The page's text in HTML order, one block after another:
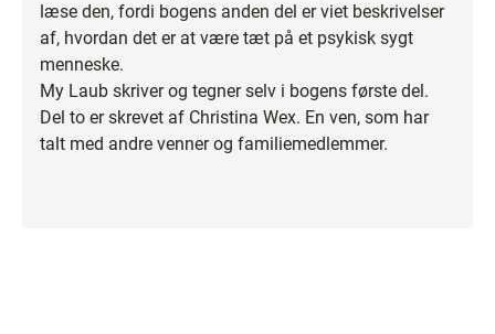
læse den, fordi bogens anden del er viet beskrivelser
af, hvordan det er at være tæt på et psykisk sygt
menneske.
My Laub skriver og tegner selv i bogens første del.
Del to er skrevet af Christina Wex. En ven, som har
talt med andre venner og familiemedlemmer.